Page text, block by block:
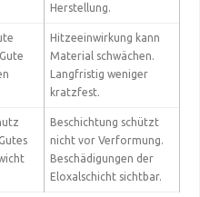
Herstellung.
Hitzeeinwirkung kann
Material schwächen.
Langfristig weniger
kratzfest.
Beschichtung schützt
nicht vor Verformung.
Beschädigungen der
Eloxalschicht sichtbar.